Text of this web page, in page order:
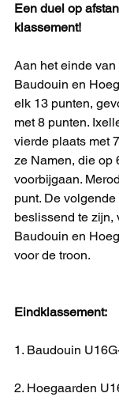
Een duel op
klassement!
Aan het einde
Baudouin en
elk 13 punten,
met 8 punten.
vierde plaats met
ze Namen, die op
voorbijgaan.
punt. De
beslissend te zijn,
Baudouin en
voor de troon.
Eindklassement:
1. Baudouin
2. Hoegaarden